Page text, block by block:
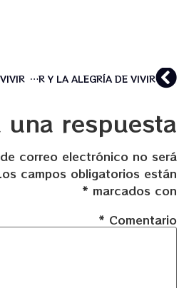
SETAS PSILOCIBES: CONEXIÓN CON EL NIÑO INTERIOR Y LA ALEGRÍA DE VIVIR
una respuesta
correo electrónico no será
campos obligatorios están
marcados con
*
Comentario
*